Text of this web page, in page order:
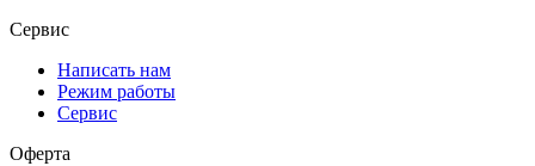
Сервис
Написать нам
Режим работы
Сервис
Оферта